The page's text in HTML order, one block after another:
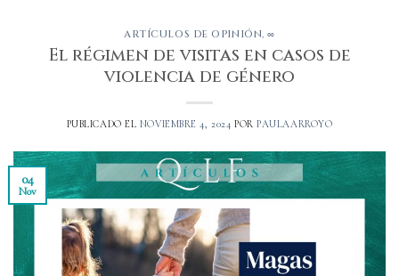
ARTÍCULOS DE OPINIÓN,∞
El régimen de visitas en casos de
violencia de género
PUBLICADO EL NOVIEMBRE 4, 2024 PORPAULAARROYO
04
Nov